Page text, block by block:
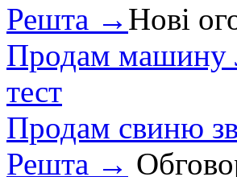
Решта → Нові
Продам машину
тест
Продам свиню
Решта →